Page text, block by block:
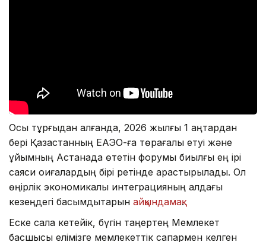
Осы тұрғыдан алғанда, 2026 жылғы 1 қаңтардан
бері Қазақстанның ЕАЭО-ға төрағалық етуі және
ұйымның Астанада өтетін форумы биылғы ең ірі
саяси оқиғалардың бірі ретінде қарастырылады. Ол
өңірлік экономикалық интеграцияның алдағы
кезеңдегі басымдықтарын айқындамақ.
Еске сала кетейік, бүгін таңертең Мемлекет
басшысы елімізге мемлекеттік сапармен келген